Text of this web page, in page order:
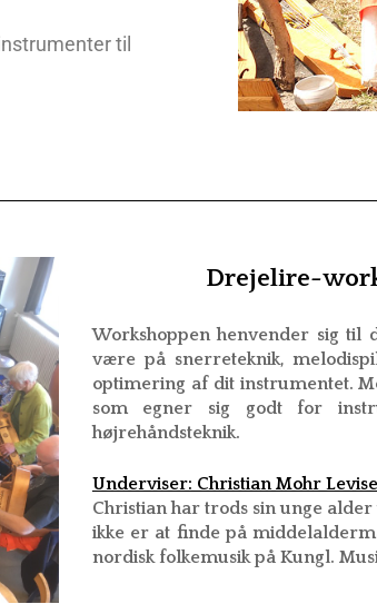
til
Drejelire-
Workshoppen henvender sig til
være på snerreteknik,
optimering af dit instrumentet.
som egner sig godt for
højrehåndsteknik.
Underviser: Christian Mohr
Christian har trods sin unge
ikke er at finde på
nordisk folkemusik på Kungl.